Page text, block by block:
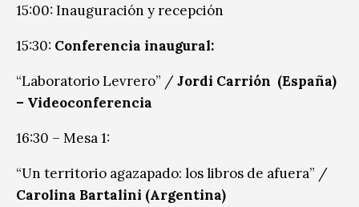
15:00: Inauguración y recepción
15:30: Conferencia inaugural:
“Laboratorio Levrero” /Jordi Carrión (España)
– Videoconferencia
16:30 – Mesa 1:
“Un territorio agazapado: los libros de afuera” /
Carolina Bartalini (Argentina)